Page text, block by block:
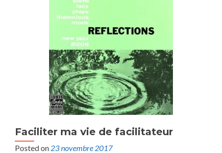
Faciliter ma vie de facilitateur
Posted on 23 novembre 2017